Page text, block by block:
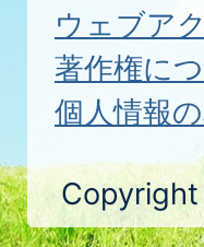
ウェブア
著作権に
個人情報